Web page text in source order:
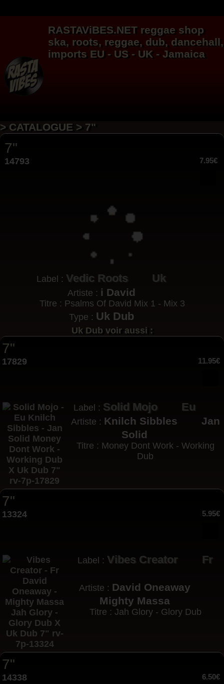
RASTAViBES.NET reggae shop
ska, roots, reggae, dub, dancehall,
imports EU - US - UK - Jamaica
> CATALOGUE > 7"
7"
14793 7.95€
Label : Vedic Roots Uk
Artiste : i David
Titre : Psalms Of David Mix 1 - Mix 3
Type : Uk Dub
Uk Dub voir aussi :
7"
17829 11.95€
Label : Solid Mojo Eu
Artiste : Knilch Sibbles
Jan
Solid
Titre : Money Dont Work - Working
Dub
7"
13324 5.95€
Label : Vibes Creator Fr
Artiste : David Oneaway
Mighty Massa
Titre : Jah Glory - Glory Dub
7"
14338 6.50€